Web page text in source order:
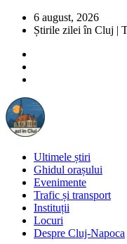
6 august, 2026
Știrile zilei în Cluj |
Ultimele știri
Ghidul orașului
Evenimente
Trafic și transport
Instituții
Locuri
Despre Cluj-Napoca